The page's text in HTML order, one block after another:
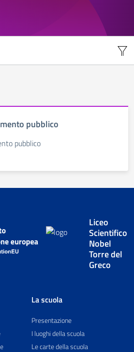
pubblico
pubblico
Liceo
Scientifico
Nobel
Torre del
Greco
La scuola
Presentazione
I luoghi della scuola
Le carte della scuola